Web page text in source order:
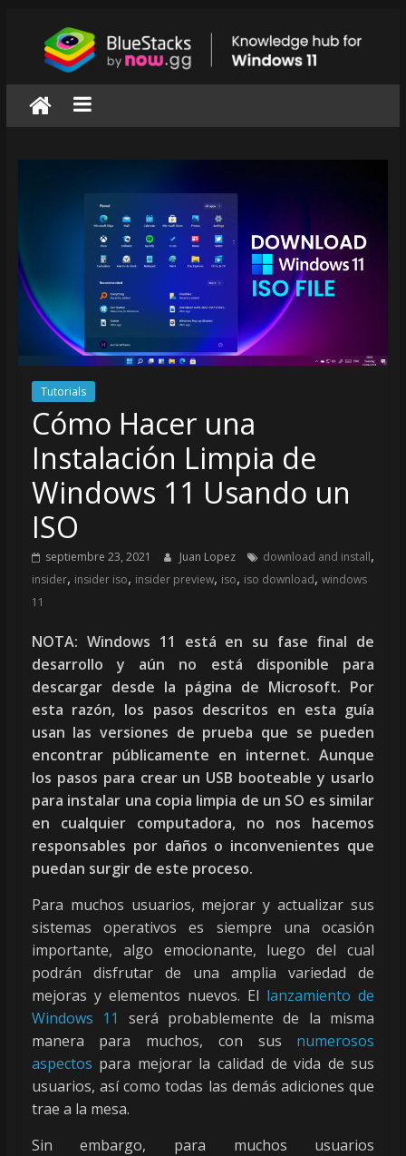
content
BlueStacks
|
Knowledge
windows
11
Tutorials
Cómo Hacer una
Instalación Limpia de
Windows 11 Usando un
ISO
septiembre 23, 2021 Juan Lopez download and install,
insider, insider iso, insider preview, iso, iso download, windows
11
NOTA: Windows 11 está en su fase final de
desarrollo y aún no está disponible para
descargar desde la página de Microsoft. Por
esta razón, los pasos descritos en esta guía
usan las versiones de prueba que se pueden
encontrar públicamente en internet. Aunque
los pasos para crear un USB booteable y usarlo
para instalar una copia limpia de un SO es similar
en cualquier computadora, no nos hacemos
responsables por daños o inconvenientes que
puedan surgir de este proceso.
Para muchos usuarios, mejorar y actualizar sus
sistemas operativos es siempre una ocasión
importante, algo emocionante, luego del cual
podrán disfrutar de una amplia variedad de
mejoras y elementos nuevos. El lanzamiento de
Windows 11
será probablemente de la misma
manera para muchos, con sus numerosos
aspectos para mejorar la calidad de vida de sus
usuarios, así como todas las demás adiciones que
trae a la mesa.
Sin embargo, para muchos usuarios